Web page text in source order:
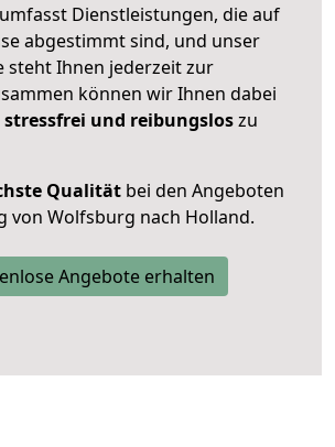
Dienstleistungen, die auf
abgestimmt sind, und unser
steht Ihnen jederzeit zur
können wir Ihnen dabei
stressfrei und reibungsloszu
Qualität bei den Angeboten
von Wolfsburg nach Holland.
Angebote erhalten